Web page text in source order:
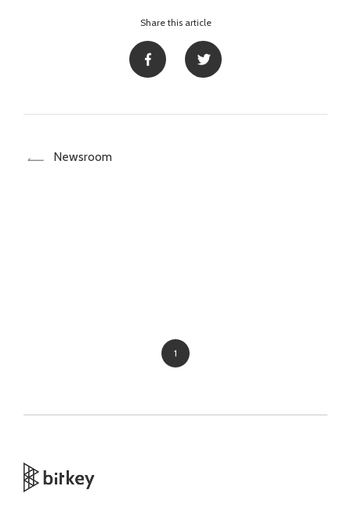
Share this article
Newsroom
1